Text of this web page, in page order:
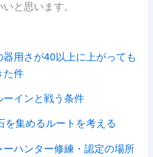
と思います。
器用さが40以上に上がっても
た件
ーインと戦う条件
を集めるルートを考える
ーハンター修練・認定の場所